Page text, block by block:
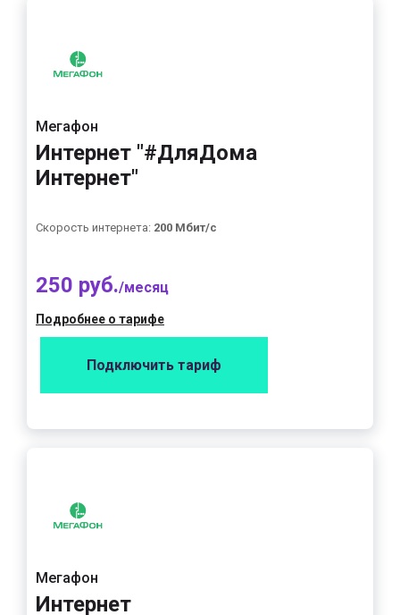
Мегафон
Интернет "#ДляДома
Интернет"
Скорость интернета: 200 Мбит/с
250 руб./месяц
Подробнее о тарифе
Подключить тариф
Мегафон
Интернет